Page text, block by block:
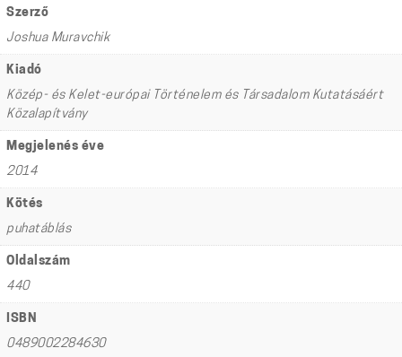
Szerző
Joshua Muravchik
Kiadó
Közép- és Kelet-európai Történelem és Társadalom Kutatásáért
Közalapítvány
Megjelenés éve
2014
Kötés
puhatáblás
Oldalszám
440
ISBN
0489002284630